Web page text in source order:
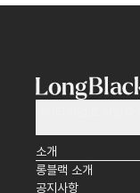
소개
롱블랙 소개
공지사항